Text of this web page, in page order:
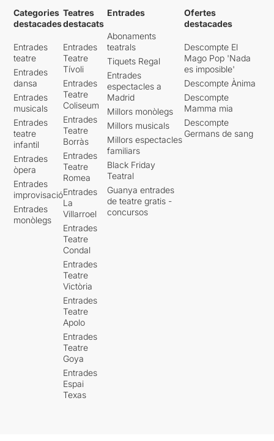
Categories
destacades
Entrades
teatre
Entrades
dansa
Entrades
musicals
Entrades
teatre
infantil
Entrades
òpera
Entrades
improvisació
Entrades
monòlegs
Teatres
destacats
Entrades
Teatre
Tívoli
Entrades
Teatre
Coliseum
Entrades
Teatre
Borràs
Entrades
Teatre
Romea
Entrades
La
Villarroel
Entrades
Teatre
Condal
Entrades
Teatre
Victòria
Entrades
Teatre
Apolo
Entrades
Teatre
Goya
Entrades
Espai
Texas
Entrades
Abonaments
teatrals
Tiquets Regal
Entrades
espectacles a
Madrid
Millors monòlegs
Millors musicals
Millors espectacles
familiars
Black Friday
Teatral
Guanya entrades
de teatre gratis -
concursos
Ofertes
destacades
Descompte El
Mago Pop 'Nada
es imposible'
Descompte Ànima
Descompte
Mamma mia
Descompte
Germans de sang